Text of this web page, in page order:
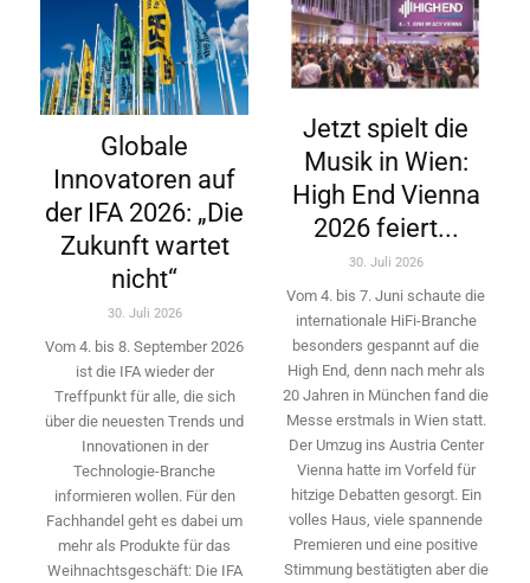
Globale
Innovatoren auf
der IFA 2026: „Die
Zukunft wartet
nicht“
30. Juli 2026
Vom 4. bis 8. September 2026
ist die IFA wieder der
Treffpunkt für alle, die sich
über die neuesten Trends und
Innovationen in der
Technologie-­Branche
informieren wollen. Für den
Fachhandel geht es dabei um
mehr als Produkte für das
Weihnachtsgeschäft: Die IFA
Jetzt spielt die
Musik in Wien:
High End Vienna
2026 feiert...
30. Juli 2026
Vom 4. bis 7. Juni schaute die
internationale HiFi-Branche
besonders gespannt auf die
High End, denn nach mehr als
20 Jahren in München fand die
Messe erstmals in Wien statt.
Der Umzug ins Austria Center
Vienna hatte im Vorfeld für
hitzige Debatten gesorgt. Ein
volles Haus, viele spannende
Premieren und eine positive
Stimmung bestätigten aber die